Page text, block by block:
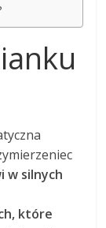
w silnych
które